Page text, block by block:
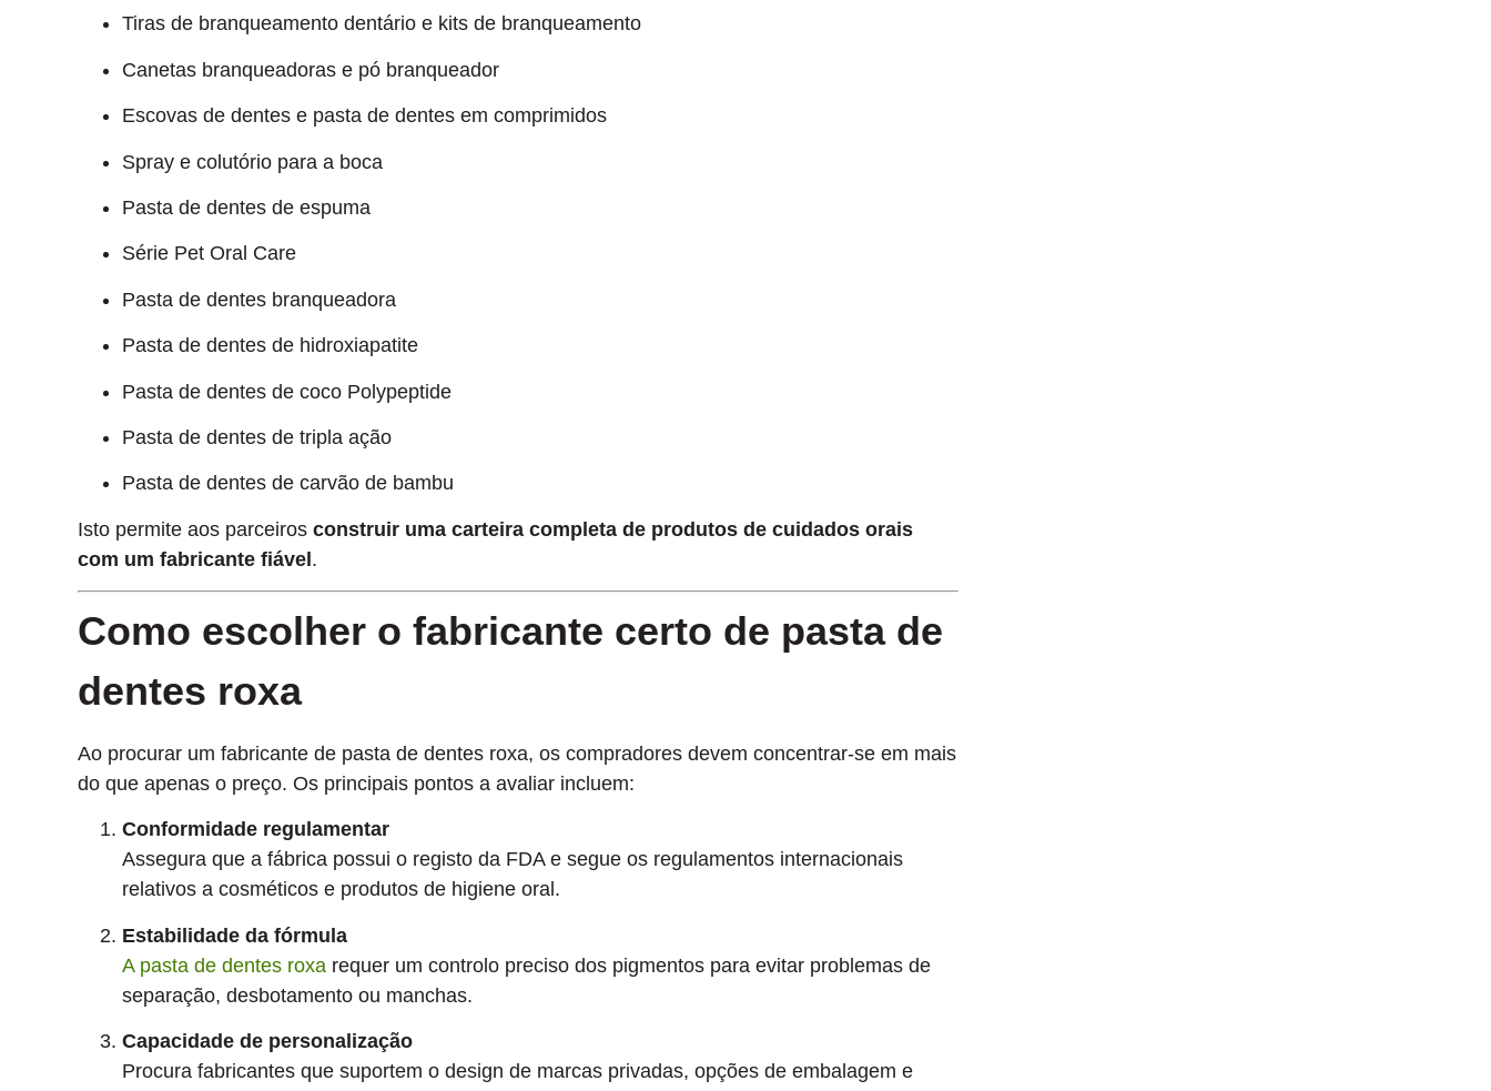
Tiras de branqueamento dentário e kits de branqueamento
Canetas branqueadoras e pó branqueador
Escovas de dentes e pasta de dentes em comprimidos
Spray e colutório para a boca
Pasta de dentes de espuma
Série Pet Oral Care
Pasta de dentes branqueadora
Pasta de dentes de hidroxiapatite
Pasta de dentes de coco Polypeptide
Pasta de dentes de tripla ação
Pasta de dentes de carvão de bambu
Isto permite aos parceiros construir uma carteira completa de produtos de cuidados orais
com um fabricante fiável.
Como escolher o fabricante certo de pasta de
dentes roxa
Ao procurar um fabricante de pasta de dentes roxa, os compradores devem concentrar-se em mais
do que apenas o preço. Os principais pontos a avaliar incluem:
Conformidade regulamentar
Assegura que a fábrica possui o registo da FDA e segue os regulamentos internacionais
relativos a cosméticos e produtos de higiene oral.
Estabilidade da fórmula
A pasta de dentes roxa requer um controlo preciso dos pigmentos para evitar problemas de
separação, desbotamento ou manchas.
Capacidade de personalização
Procura fabricantes que suportem o design de marcas privadas, opções de embalagem e